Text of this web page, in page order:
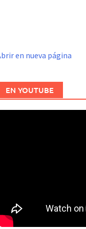
en nueva página
EN YOUTUBE